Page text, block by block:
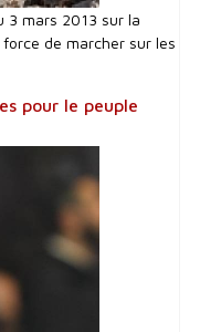
3 mars 2013 sur la
de marcher sur les
pour le peuple